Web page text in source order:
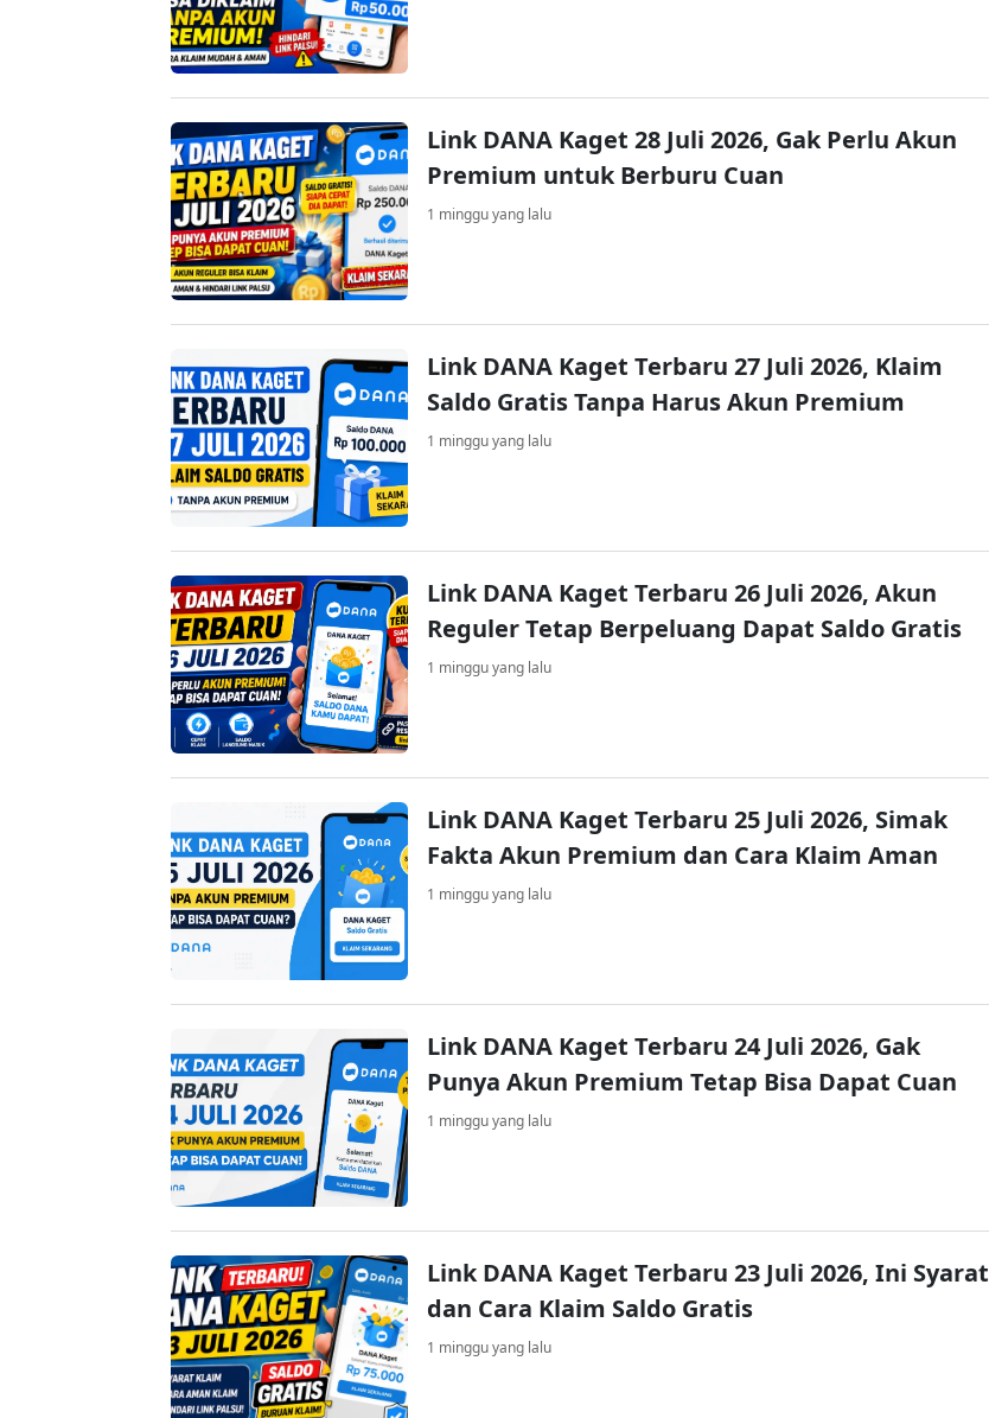
Link DANA Kaget 28 Juli 2026, Gak Perlu Akun
Premium untuk Berburu Cuan
1 minggu yang lalu
Link DANA Kaget Terbaru 27 Juli 2026, Klaim
Saldo Gratis Tanpa Harus Akun Premium
1 minggu yang lalu
Link DANA Kaget Terbaru 26 Juli 2026, Akun
Reguler Tetap Berpeluang Dapat Saldo Gratis
1 minggu yang lalu
Link DANA Kaget Terbaru 25 Juli 2026, Simak
Fakta Akun Premium dan Cara Klaim Aman
1 minggu yang lalu
Link DANA Kaget Terbaru 24 Juli 2026, Gak
Punya Akun Premium Tetap Bisa Dapat Cuan
1 minggu yang lalu
Link DANA Kaget Terbaru 23 Juli 2026, Ini Syarat
dan Cara Klaim Saldo Gratis
1 minggu yang lalu